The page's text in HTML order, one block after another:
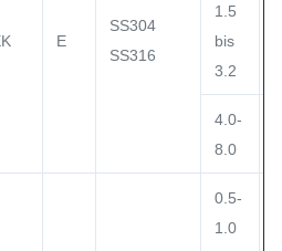
E
SS304
SS316
1.5
bis
3.2
4.0-
8.0
0.5-
1.0